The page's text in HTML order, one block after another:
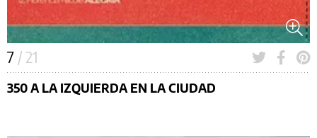
7 / 21
350 A LA IZQUIERDA EN LA CIUDAD